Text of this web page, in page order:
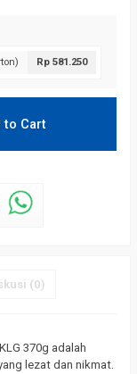
Rp 581.250
to Cart
(0)
370g adalah
lezat dan nikmat.